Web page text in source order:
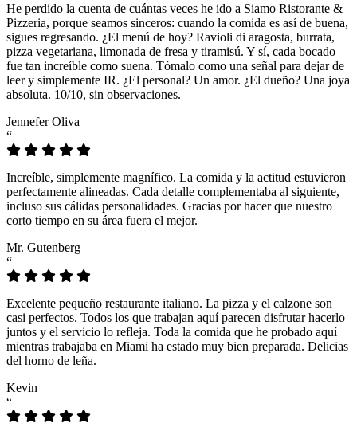
He perdido la cuenta de cuántas veces he ido a Siamo Ristorante &
Pizzeria, porque seamos sinceros: cuando la comida es así de buena,
sigues regresando. ¿El menú de hoy? Ravioli di aragosta, burrata,
pizza vegetariana, limonada de fresa y tiramisú. Y sí, cada bocado
fue tan increíble como suena. Tómalo como una señal para dejar de
leer y simplemente IR. ¿El personal? Un amor. ¿El dueño? Una joya
absoluta. 10/10, sin observaciones.
Jennefer Oliva
“
Increíble, simplemente magnífico. La comida y la actitud estuvieron
perfectamente alineadas. Cada detalle complementaba al siguiente,
incluso sus cálidas personalidades. Gracias por hacer que nuestro
corto tiempo en su área fuera el mejor.
Mr. Gutenberg
“
Excelente pequeño restaurante italiano. La pizza y el calzone son
casi perfectos. Todos los que trabajan aquí parecen disfrutar hacerlo
juntos y el servicio lo refleja. Toda la comida que he probado aquí
mientras trabajaba en Miami ha estado muy bien preparada. Delicias
del horno de leña.
Kevin
“